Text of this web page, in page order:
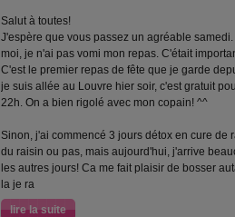
Salut à toutes!
J'espère que vous passez un agréable
moi, je n'ai pas vomi mon repas. C'était
C'est le premier repas de fête que je garde
je suis allée au Louvre hier soir, c'est gratuit
22h. On a bien rigolé avec mon copain! ^^
Sinon, j'ai commencé 3 jours détox en cure de
du raisin ou pas, mais aujourd'hui, j'arrive
les autres jours! Ca me fait plaisir de bosser
la je ra
lire la suite